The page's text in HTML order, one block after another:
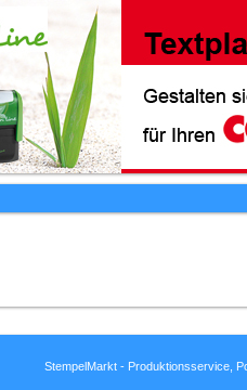
StempelMarkt - Produktionsservice,